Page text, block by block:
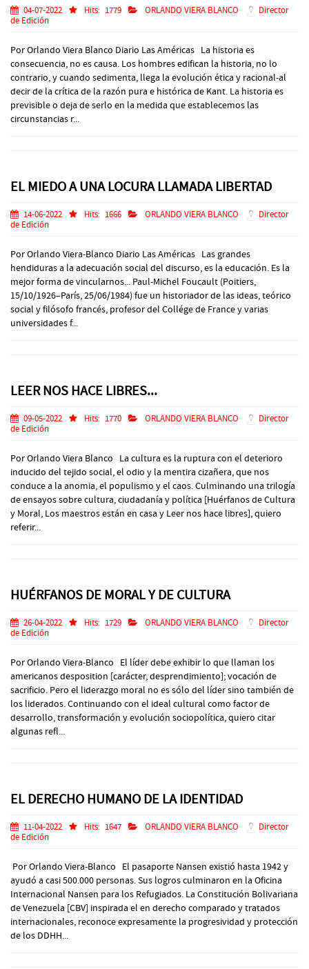
04-07-2022 Hits: 1779 ORLANDO VIERA BLANCO
Director
de Edición
Por Orlando Viera Blanco Diario Las Américas La historia es
consecuencia, no es causa. Los hombres edifican la historia, no lo
contrario, y cuando sedimenta, llega la evolución ética y racional-al
decir de la crítica de la razón pura e histórica de Kant. La historia es
previsible o deja de serlo en la medida que establecemos las
circunstancias r...
EL MIEDO A UNA LOCURA LLAMADA LIBERTAD
14-06-2022 Hits: 1666 ORLANDO VIERA BLANCO
Director
de Edición
Por Orlando Viera-Blanco Diario Las Américas Las grandes
hendiduras a la adecuación social del discurso, es la educación. Es la
mejor forma de vincularnos... Paul-Michel Foucault (Poitiers,
15/10/1926–París, 25/06/1984) fue un historiador de las ideas, teórico
social y filósofo francés, profesor del Collége de France y varias
universidades f...
LEER NOS HACE LIBRES...
09-05-2022 Hits: 1770 ORLANDO VIERA BLANCO
Director
de Edición
Por Orlando Viera Blanco La cultura es la ruptura con el deterioro
inducido del tejido social, el odio y la mentira cizañera, que nos
conduce a la anomia, el populismo y el caos. Culminando una trilogía
de ensayos sobre cultura, ciudadanía y política [Huérfanos de Cultura
y Moral, Los maestros están en casa y Leer nos hace libres], quiero
referir...
HUÉRFANOS DE MORAL Y DE CULTURA
26-04-2022 Hits: 1729 ORLANDO VIERA BLANCO
Director
de Edición
Por Orlando Viera-Blanco El líder debe exhibir lo que llaman los
americanos desposition [carácter, desprendimiento]; vocación de
sacrificio. Pero el liderazgo moral no es sólo del líder sino también de
los liderados. Continuando con el ideal cultural como factor de
desarrollo, transformación y evolución sociopolítica, quiero citar
algunas refl...
EL DERECHO HUMANO DE LA IDENTIDAD
11-04-2022 Hits: 1647 ORLANDO VIERA BLANCO
Director
de Edición
Por Orlando Viera-Blanco El pasaporte Nansen existió hasta 1942 y
ayudó a casi 500.000 personas. Sus logros culminaron en la Oficina
Internacional Nansen para los Refugiados. La Constitución Bolivariana
de Venezuela [CBV] inspirada el en derecho comparado y tratados
internacionales, reconoce expresamente la progresividad y protección
de los DDHH...